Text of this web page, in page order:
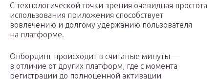
С технологической точки зрения очевидная простота
использования приложения способствует
вовлечению и долгому удержанию пользователя
на платформе.
Онбординг происходит в считаные минуты —
в отличие от других платформ, где c момента
регистрации до полноценной активации